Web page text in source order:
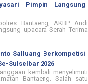
Pimpin Langsung
Bantaeng, AKBP Andi
upacara Serah Terima
Salluang Berkompetisi
Sulselbar 2026
kembali menyelimuti
Bantaeng. Salah satu